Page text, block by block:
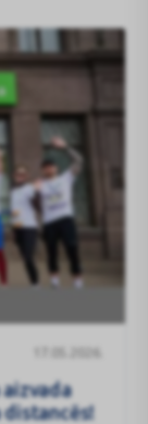
17.05.2026.
aizvada
distancēs!